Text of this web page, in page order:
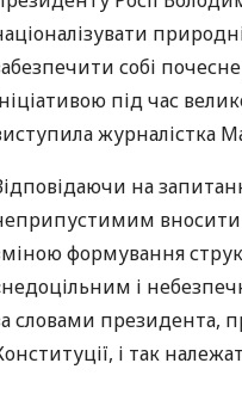
собі
під час
журналістка
на
вносити
формування
і
словами президента,
і так